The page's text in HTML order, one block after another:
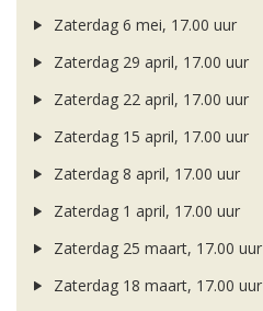
Zaterdag 6 mei, 17.00 uur
Zaterdag 29 april, 17.00 uur
Zaterdag 22 april, 17.00 uur
Zaterdag 15 april, 17.00 uur
Zaterdag 8 april, 17.00 uur
Zaterdag 1 april, 17.00 uur
Zaterdag 25 maart, 17.00 uur
Zaterdag 18 maart, 17.00 uur